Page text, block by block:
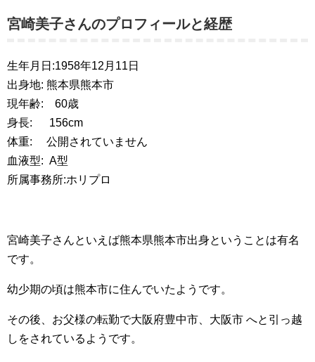
宮崎美子さんのプロフィールと経歴
生年月日:1958年12月11日
出身地: 熊本県熊本市
現年齢: 60歳
身長: 156cm
体重: 公開されていません
血液型: A型
所属事務所:ホリプロ
宮崎美子さんといえば熊本県熊本市出身ということは有名
です。
幼少期の頃は熊本市に住んでいたようです。
その後、お父様の転勤で大阪府豊中市、大阪市 へと引っ越
しをされているようです。